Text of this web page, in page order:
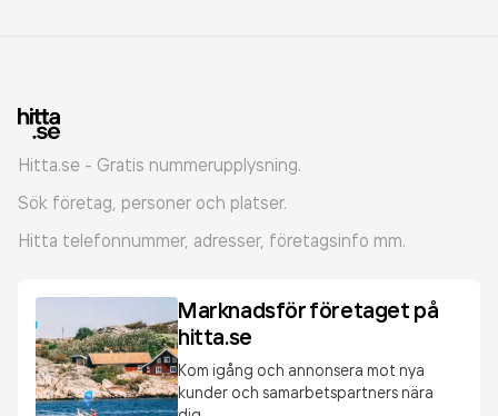
Hitta.se - Gratis nummerupplysning.
Sök företag, personer och platser.
Hitta telefonnummer, adresser, företagsinfo mm.
Marknadsför företaget på
hitta.se
Kom igång och annonsera mot nya
kunder och samarbetspartners nära